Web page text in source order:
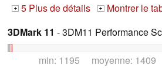
+ 5 Plus de détails + Montrer le
3DMark 11 - 3DM11 Performance
min: 1195 moyenne: